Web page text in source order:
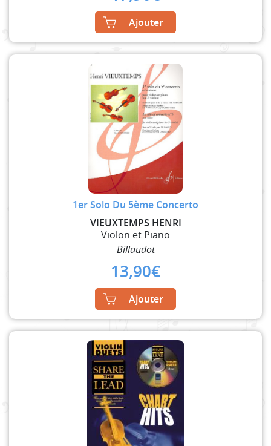
Ajouter
1er Solo Du 5ème Concerto
VIEUXTEMPS HENRI
Violon et Piano
Billaudot
13,90€
Ajouter